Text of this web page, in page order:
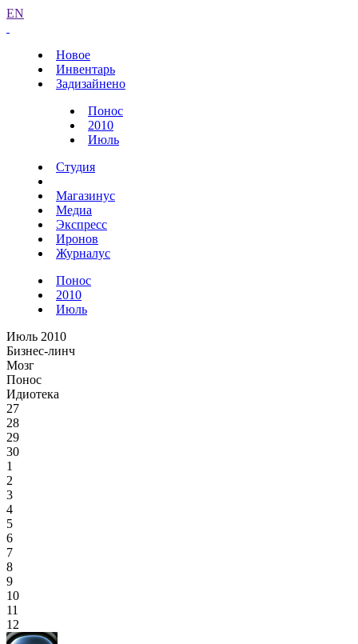
EN
Новое
Инвентарь
Задизайнено
Понос
2010
Июль
Студия
Магазинус
Медиа
Экспресс
Иронов
Журналус
Понос
2010
Июль
Июль 2010
Бизнес-линч
Мозг
Понос
Идиотека
27
28
29
30
1
2
3
4
5
6
7
8
9
10
11
12